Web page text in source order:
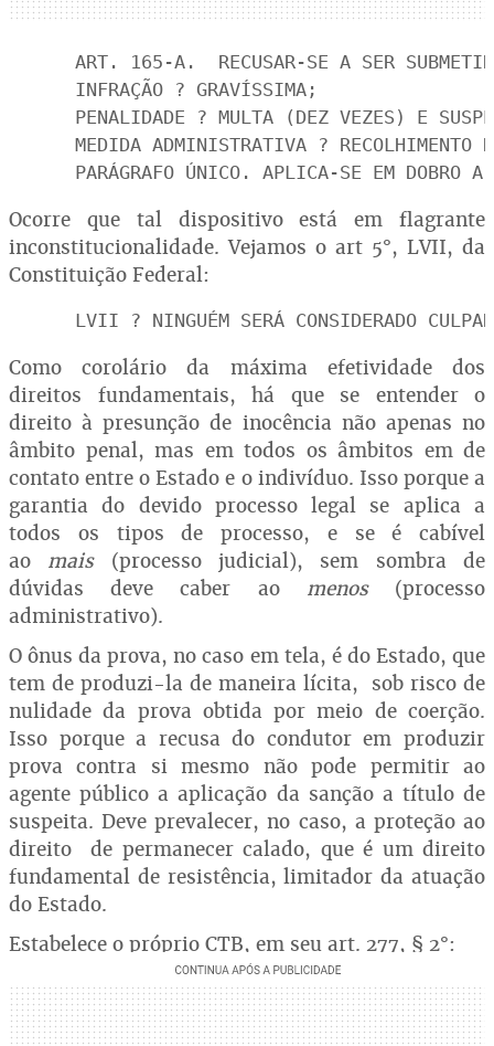
ART. 165-A.  RECUSAR-SE A SER
INFRAÇÃO ? GRAVÍSSIMA;
PENALIDADE ? MULTA (DEZ VEZES) E
MEDIDA ADMINISTRATIVA ?
PARÁGRAFO ÚNICO. APLICA-SE EM DOBRO
Ocorre que tal dispositivo está em flagrante
inconstitucionalidade. Vejamos o art 5°, LVII, da
Constituição Federal:
LVII ? NINGUÉM SERÁ CONSIDERADO
Como corolário da máxima efetividade dos
direitos fundamentais, há que se entender o
direito à presunção de inocência não apenas no
âmbito penal, mas em todos os âmbitos em de
contato entre o Estado e o indivíduo. Isso porque a
garantia do devido processo legal se aplica a
todos os tipos de processo, e se é cabível
ao mais(processo judicial), sem sombra de
dúvidas deve caber ao menos(processo
administrativo).
O ônus da prova, no caso em tela, é do Estado, que
tem de produzi-la de maneira lícita, sob risco de
nulidade da prova obtida por meio de coerção.
Isso porque a recusa do condutor em produzir
prova contra si mesmo não pode permitir ao
agente público a aplicação da sanção a título de
suspeita. Deve prevalecer, no caso, a proteção ao
direito de permanecer calado, que é um direito
fundamental de resistência, limitador da atuação
do Estado.
Estabelece o próprio CTB, em seu art. 277, § 2°: